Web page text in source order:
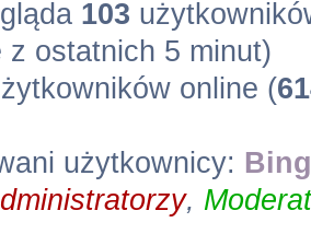
103
z ostatnich 5 minut)
online (
użytkownicy:
,